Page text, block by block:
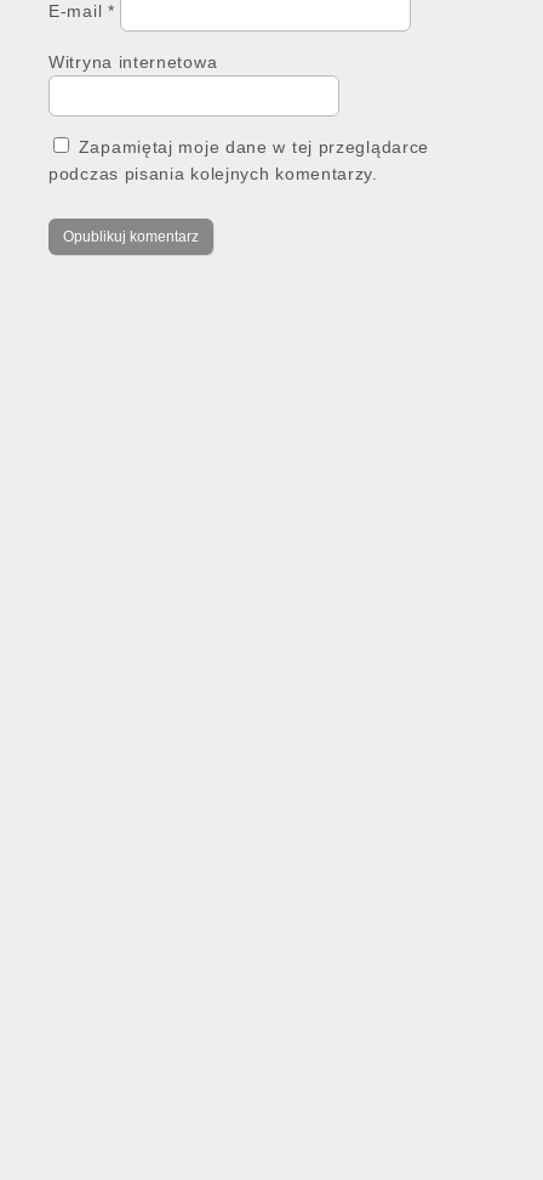
E-mail *
Witryna internetowa
Zapamiętaj moje dane w tej przeglądarce
podczas pisania kolejnych komentarzy.